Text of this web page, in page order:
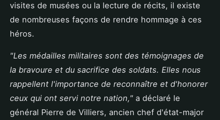
visites de musées ou la lecture de récits, il existe
de nombreuses façons de rendre hommage à ces
héros.
"Les médailles militaires sont des témoignages de
la bravoure et du sacrifice des soldats. Elles nous
rappellent l'importance de reconnaître et d'honorer
ceux qui ont servi notre nation," a déclaré le
général Pierre de Villiers, ancien chef d'état-major